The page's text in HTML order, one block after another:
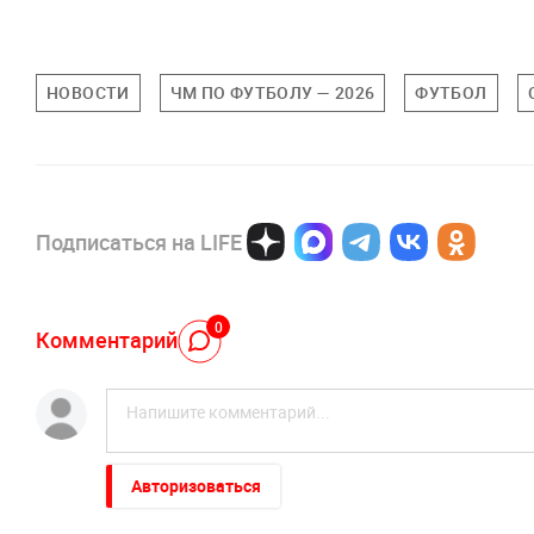
НОВОСТИ ЧМ ПО ФУТБОЛУ — 2026 ФУТБОЛ
Подписаться на LIFE
Комментарий 0
Авторизоваться